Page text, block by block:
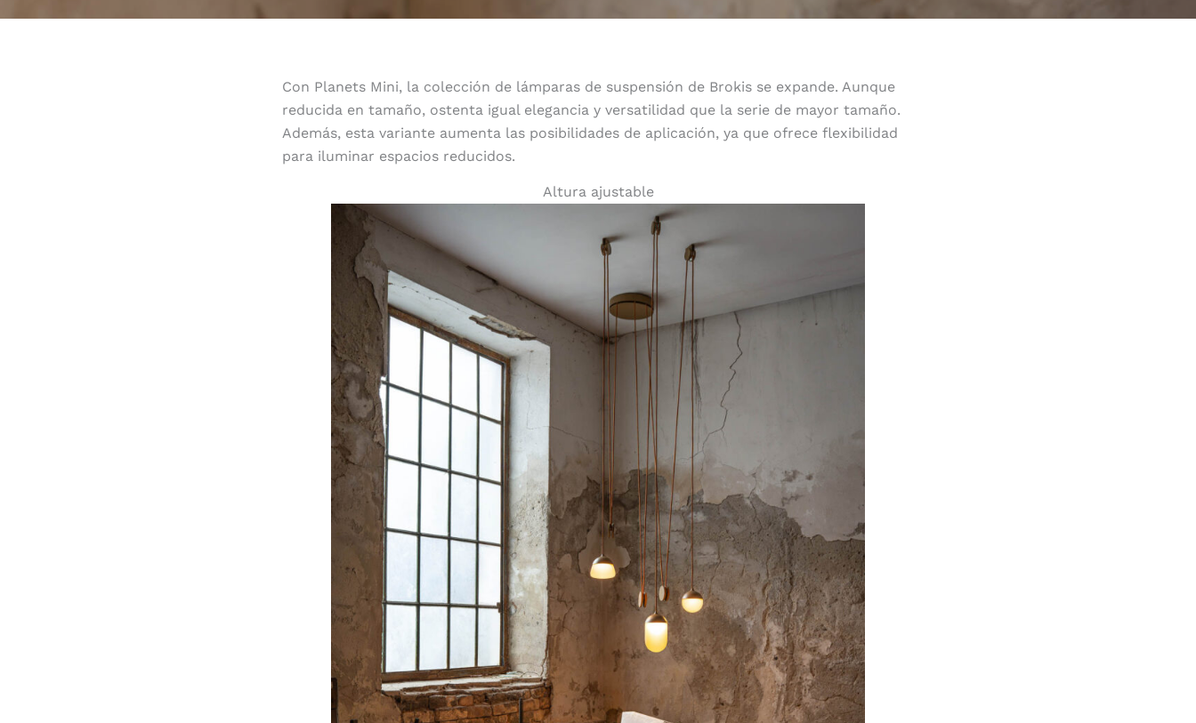
Con Planets Mini, la colección de lámparas de suspensión de Brokis se expande. Aunque
reducida en tamaño, ostenta igual elegancia y versatilidad que la serie de mayor tamaño.
Además, esta variante aumenta las posibilidades de aplicación, ya que ofrece flexibilidad
para iluminar espacios reducidos.
Altura ajustable